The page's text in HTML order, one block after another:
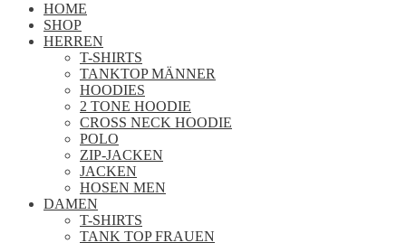
HOME
SHOP
HERREN
T-SHIRTS
TANKTOP MÄNNER
HOODIES
2 TONE HOODIE
CROSS NECK HOODIE
POLO
ZIP-JACKEN
JACKEN
HOSEN MEN
DAMEN
T-SHIRTS
TANK TOP FRAUEN